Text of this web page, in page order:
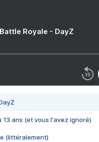
Royale - DayZ
13 ans (et vous l'avez ignoré)
(littéralement)